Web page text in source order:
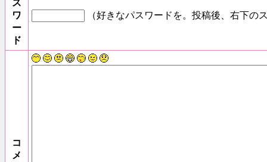
ス
ワ
ー
ド
（好きなパスワードを。投稿後、右下の
コ
メ